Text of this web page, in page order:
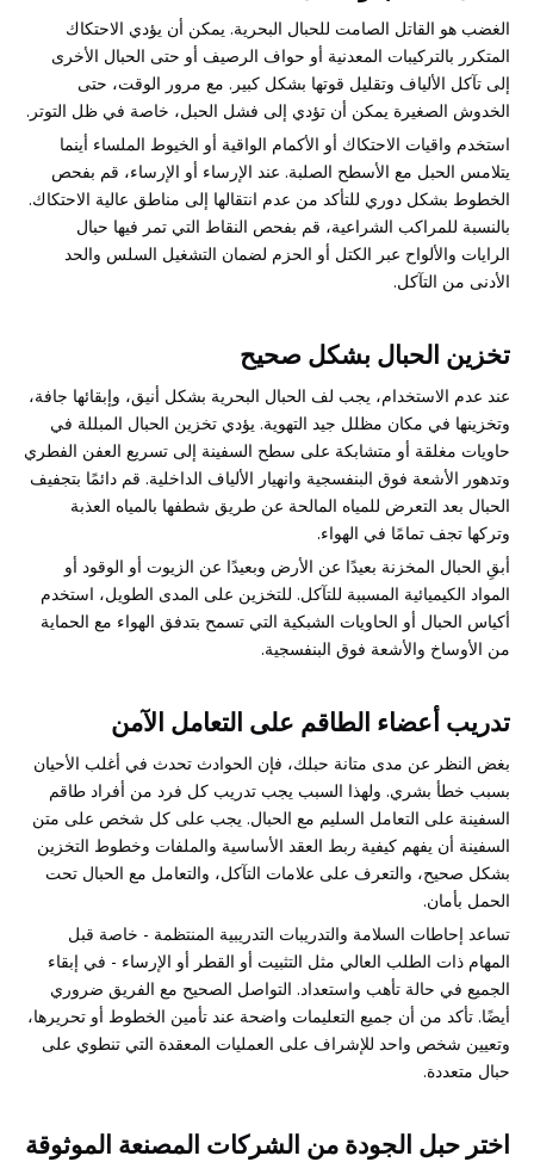
الغضب هو القاتل الصامت للحبال البحرية. يمكن أن يؤدي الاحتكاك
المتكرر بالتركيبات المعدنية أو حواف الرصيف أو حتى الحبال الأخرى
إلى تآكل الألياف وتقليل قوتها بشكل كبير. مع مرور الوقت، حتى
الخدوش الصغيرة يمكن أن تؤدي إلى فشل الحبل، خاصة في ظل التوتر.
استخدم واقيات الاحتكاك أو الأكمام الواقية أو الخيوط الملساء أينما
يتلامس الحبل مع الأسطح الصلبة. عند الإرساء أو الإرساء، قم بفحص
الخطوط بشكل دوري للتأكد من عدم انتقالها إلى مناطق عالية الاحتكاك.
بالنسبة للمراكب الشراعية، قم بفحص النقاط التي تمر فيها حبال
الرايات والألواح عبر الكتل أو الحزم لضمان التشغيل السلس والحد
الأدنى من التآكل.
تخزين الحبال بشكل صحيح
عند عدم الاستخدام، يجب لف الحبال البحرية بشكل أنيق، وإبقائها جافة،
وتخزينها في مكان مظلل جيد التهوية. يؤدي تخزين الحبال المبللة في
حاويات مغلقة أو متشابكة على سطح السفينة إلى تسريع العفن الفطري
وتدهور الأشعة فوق البنفسجية وانهيار الألياف الداخلية. قم دائمًا بتجفيف
الحبال بعد التعرض للمياه المالحة عن طريق شطفها بالمياه العذبة
وتركها تجف تمامًا في الهواء.
أبقِ الحبال المخزنة بعيدًا عن الأرض وبعيدًا عن الزيوت أو الوقود أو
المواد الكيميائية المسببة للتآكل. للتخزين على المدى الطويل، استخدم
أكياس الحبال أو الحاويات الشبكية التي تسمح بتدفق الهواء مع الحماية
من الأوساخ والأشعة فوق البنفسجية.
تدريب أعضاء الطاقم على التعامل الآمن
بغض النظر عن مدى متانة حبلك، فإن الحوادث تحدث في أغلب الأحيان
بسبب خطأ بشري. ولهذا السبب يجب تدريب كل فرد من أفراد طاقم
السفينة على التعامل السليم مع الحبال. يجب على كل شخص على متن
السفينة أن يفهم كيفية ربط العقد الأساسية والملفات وخطوط التخزين
بشكل صحيح، والتعرف على علامات التآكل، والتعامل مع الحبال تحت
الحمل بأمان.
تساعد إحاطات السلامة والتدريبات التدريبية المنتظمة - خاصة قبل
المهام ذات الطلب العالي مثل التثبيت أو القطر أو الإرساء - في إبقاء
الجميع في حالة تأهب واستعداد. التواصل الصحيح مع الفريق ضروري
أيضًا. تأكد من أن جميع التعليمات واضحة عند تأمين الخطوط أو تحريرها،
وتعيين شخص واحد للإشراف على العمليات المعقدة التي تنطوي على
حبال متعددة.
اختر حبل الجودة من الشركات المصنعة الموثوقة